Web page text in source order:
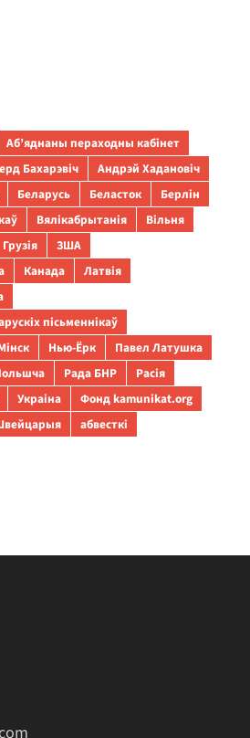
Аб’яднаны пераходны кабінет
Бахарэвіч
Андрэй Хадановіч
Беларусь Беласток
Берлін
Вялікабрытанія
Вільня
Грузія
ЗША
Канада
Латвія
пісьменнікаў
Нью-Ёрк
Павел Латушка
Рада БНР
Расія
Украіна
Фонд kamunikat.org
абвесткі